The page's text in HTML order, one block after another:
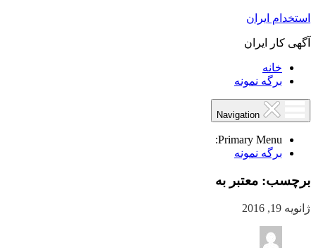
استخدام ایران
آگهی کار ایران
خانه
برگه نمونه
Primary Menu:
برگه نمونه
برچسب: معتبر به
ژانویه 19, 2016